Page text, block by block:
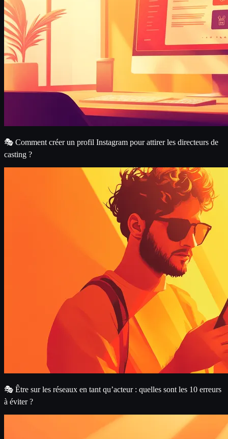
🎭 Comment créer un profil Instagram pour attirer les directeurs de
casting ?
🎭 Être sur les réseaux en tant qu’acteur : quelles sont les 10 erreurs
à éviter ?